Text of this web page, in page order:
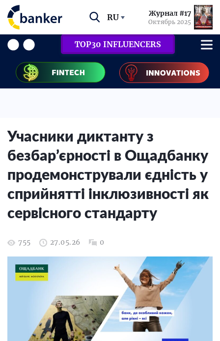
RU Журнал #17
Октябрь 2025
TOP30 INFLUENCERS
Учасники диктанту з
безбар’єрності в Ощадбанку
продемонстрували єдність у
сприйнятті інклюзивності як
сервісного стандарту
755 27.05.26 0